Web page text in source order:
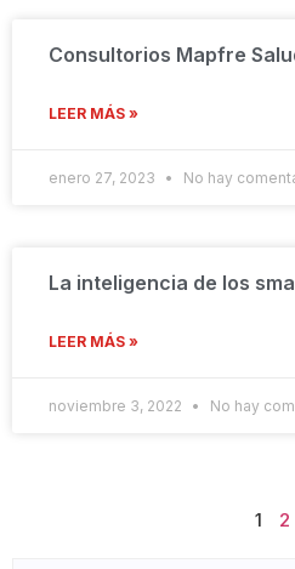
Consultorios Mapfre
LEER MÁS »
enero 27, 2023 No hay
La inteligencia de los
LEER MÁS »
noviembre 3, 2022 No hay
1 2